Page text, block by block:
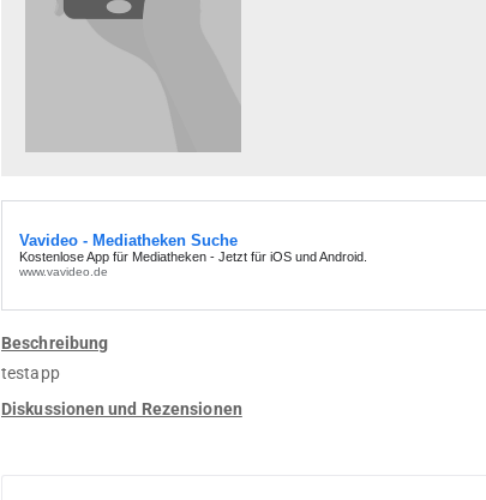
Beschreibung
testapp
Diskussionen und Rezensionen